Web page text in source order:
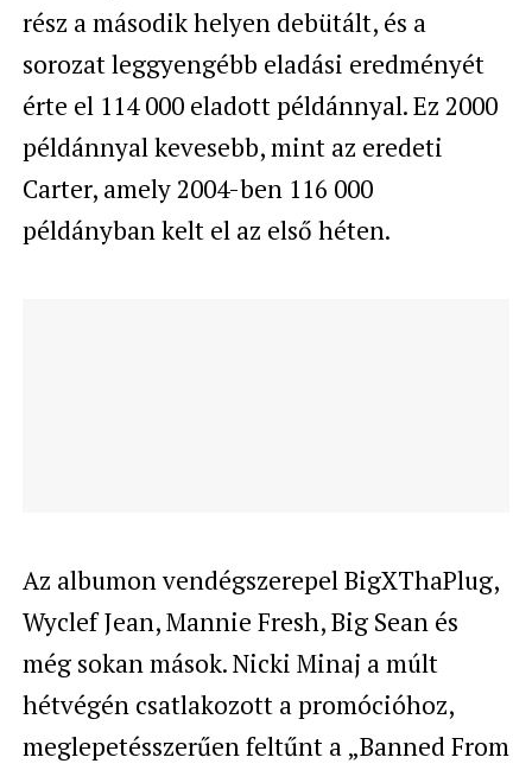
rész a második helyen debütált, és a
sorozat leggyengébb eladási eredményét
érte el 114 000 eladott példánnyal. Ez 2000
példánnyal kevesebb, mint az eredeti
Carter, amely 2004-ben 116 000
példányban kelt el az első héten.
Az albumon vendégszerepel BigXThaPlug,
Wyclef Jean, Mannie Fresh, Big Sean és
még sokan mások. Nicki Minaj a múlt
hétvégén csatlakozott a promócióhoz,
meglepetésszerűen feltűnt a „Banned From